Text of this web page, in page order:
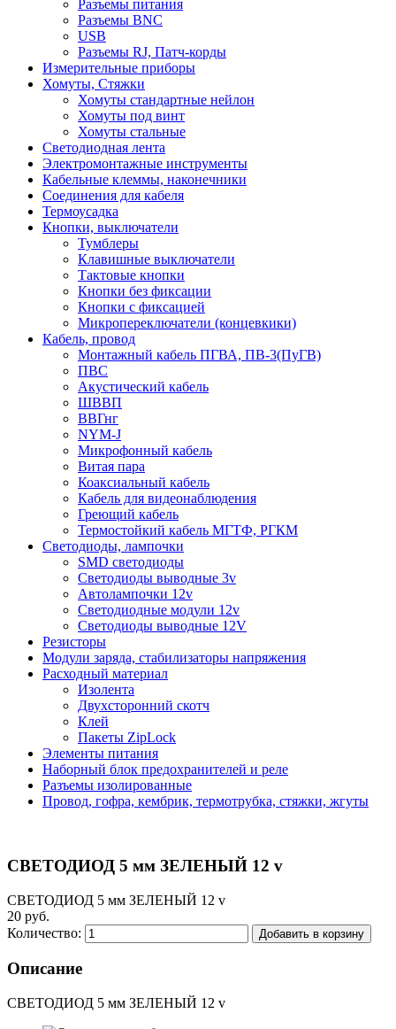
Разъемы питания
Разъемы BNC
USB
Разъемы RJ, Патч-корды
Измерительные приборы
Хомуты, Стяжки
Хомуты стандартные нейлон
Хомуты под винт
Хомуты стальные
Светодиодная лента
Электромонтажные инструменты
Кабельные клеммы, наконечники
Соединения для кабеля
Термоусадка
Кнопки, выключатели
Тумблеры
Клавишные выключатели
Тактовые кнопки
Кнопки без фиксации
Кнопки с фиксацией
Микропереключатели (концевкики)
Кабель, провод
Монтажный кабель ПГВА, ПВ-3(ПуГВ)
ПВС
Акустический кабель
ШВВП
ВВГнг
NYM-J
Микрофонный кабель
Витая пара
Коаксиальный кабель
Кабель для видеонаблюдения
Греющий кабель
Термостойкий кабель МГТФ, РГКМ
Светодиоды, лампочки
SMD светодиоды
Светодиоды выводные 3v
Автолампочки 12v
Светодиодные модули 12v
Светодиоды выводные 12V
Резисторы
Модули заряда, стабилизаторы напряжения
Расходный материал
Изолента
Двухсторонний скотч
Клей
Пакеты ZipLock
Элементы питания
Наборный блок предохранителей и реле
Разъемы изолированные
Провод, гофра, кембрик, термотрубка, стяжки, жгуты
СВЕТОДИОД 5 мм ЗЕЛЕНЫЙ 12 v
СВЕТОДИОД 5 мм ЗЕЛЕНЫЙ 12 v
20 руб.
Количество:
Добавить в корзину
Описание
СВЕТОДИОД 5 мм ЗЕЛЕНЫЙ 12 v